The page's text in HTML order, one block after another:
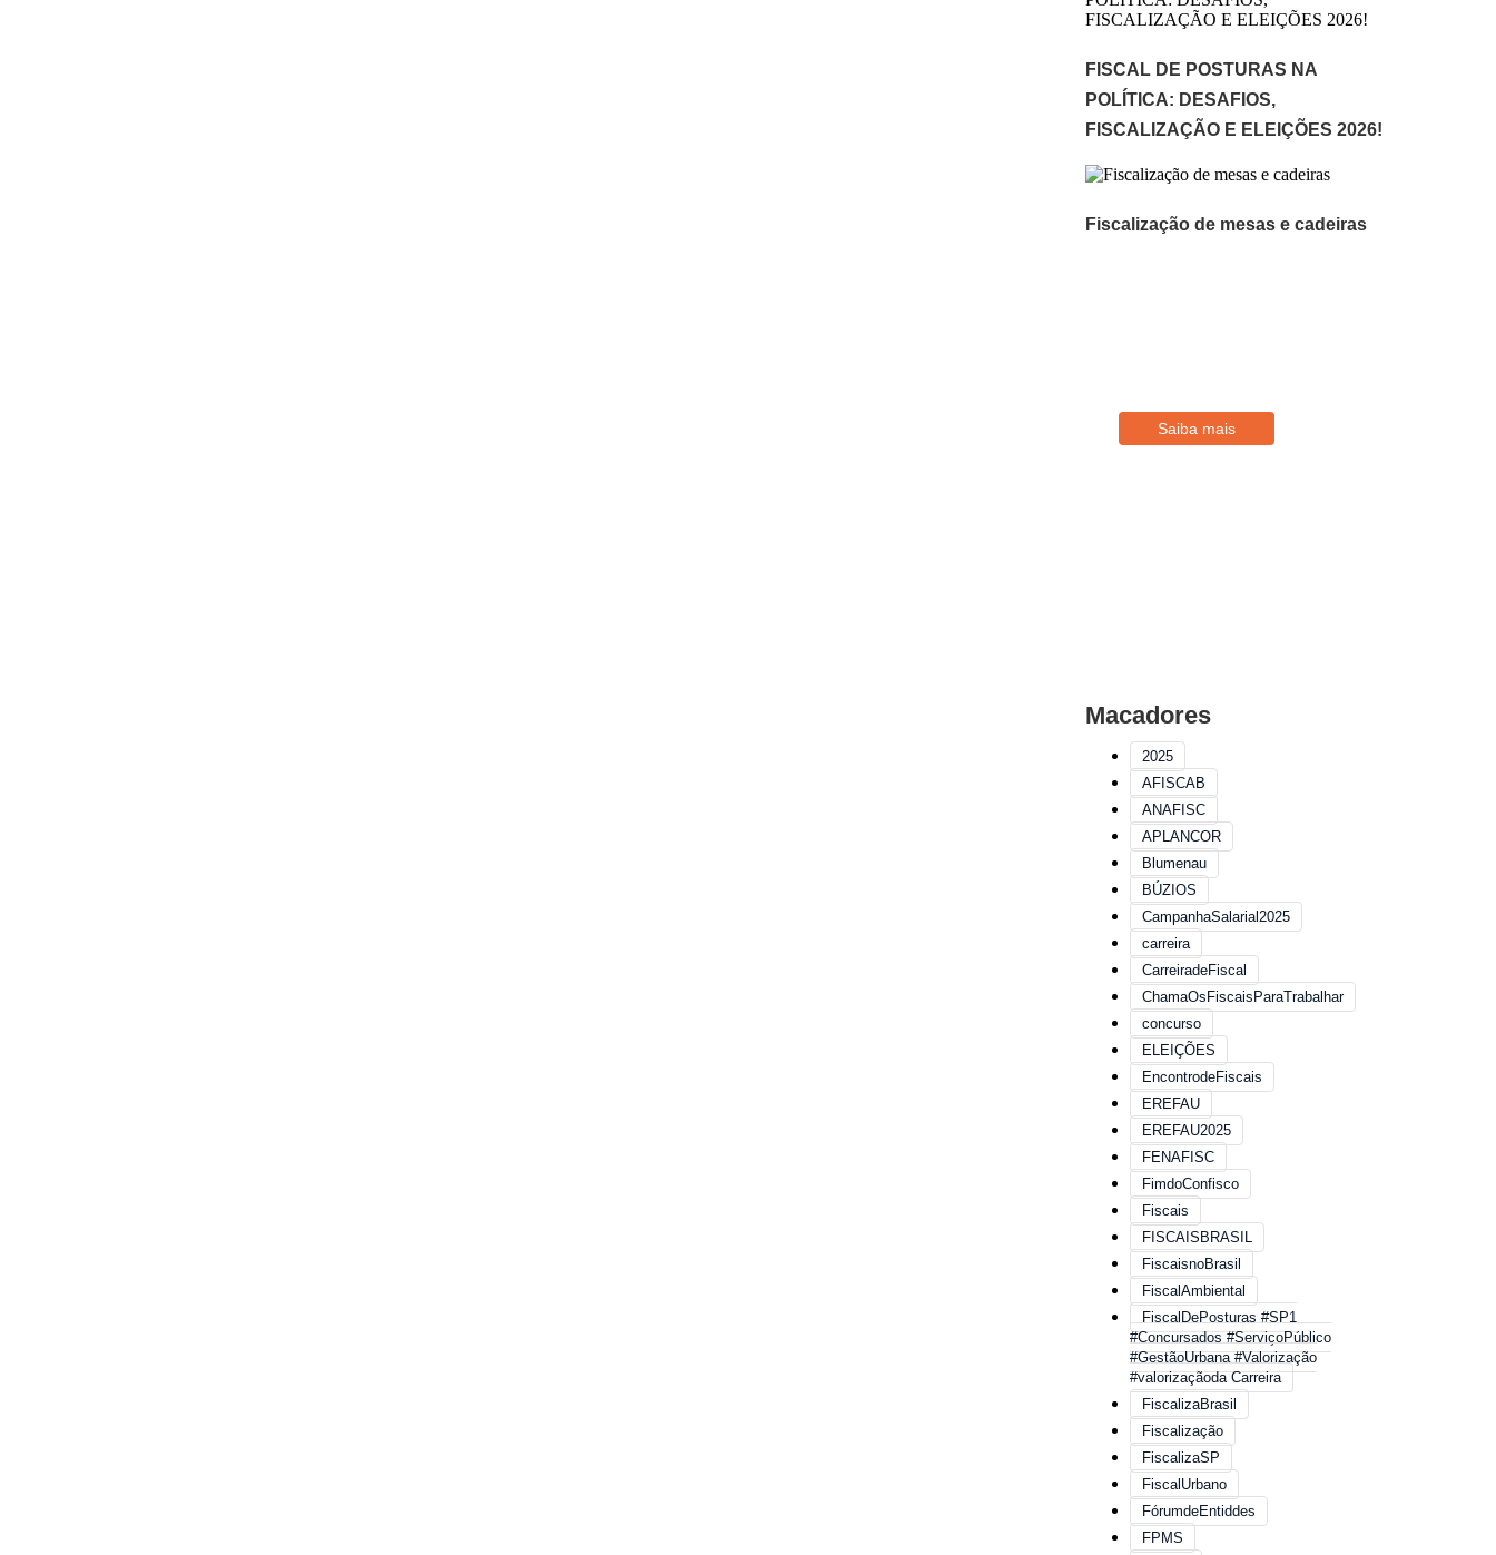
FISCAL DE POSTURAS NA
POLÍTICA: DESAFIOS,
FISCALIZAÇÃO E ELEIÇÕES 2026!
Fiscalização de mesas e cadeiras
Saiba mais
Macadores
2025
AFISCAB
ANAFISC
APLANCOR
Blumenau
BÚZIOS
CampanhaSalarial2025
carreira
CarreiradeFiscal
ChamaOsFiscaisParaTrabalhar
concurso
ELEIÇÕES
EncontrodeFiscais
EREFAU
EREFAU2025
FENAFISC
FimdoConfisco
Fiscais
FISCAISBRASIL
FiscaisnoBrasil
FiscalAmbiental
FiscalDePosturas #SP1
#Concursados #ServiçoPúblico
#GestãoUrbana #Valorização
#valorizaçãoda Carreira
FiscalizaBrasil
Fiscalização
FiscalizaSP
FiscalUrbano
FórumdeEntiddes
FPMS